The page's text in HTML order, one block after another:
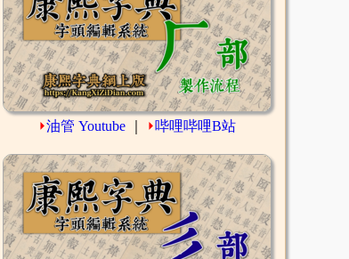
⏵油管 Youtube ⏵哔哩哔哩B站